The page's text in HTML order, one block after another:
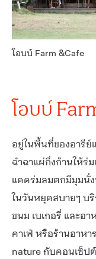
โอบบ์ Farm &Cafe
โอบบ์
อยู่ในพื้นที่ของอารี
ฉำฉาแผ่กิ่งก้านให้ร่
แดดร่มลมตกมีมุมนั่
ในวันหยุดสบายๆ บ
ขนม เบเกอรี่ และอ
คาเฟ่ หรือร้านอาห
nature กับคอนเซ็ป